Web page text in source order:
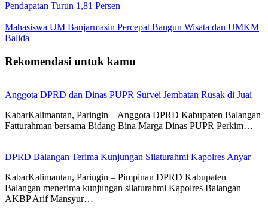
Pendapatan Turun 1,81 Persen
Mahasiswa UM Banjarmasin Percepat Bangun Wisata dan UMKM
Balida
Rekomendasi untuk kamu
Anggota DPRD dan Dinas PUPR Survei Jembatan Rusak di Juai
KabarKalimantan, Paringin – Anggota DPRD Kabupaten Balangan
Fatturahman bersama Bidang Bina Marga Dinas PUPR Perkim…
DPRD Balangan Terima Kunjungan Silaturahmi Kapolres Anyar
KabarKalimantan, Paringin – Pimpinan DPRD Kabupaten
Balangan menerima kunjungan silaturahmi Kapolres Balangan
AKBP Arif Mansyur…